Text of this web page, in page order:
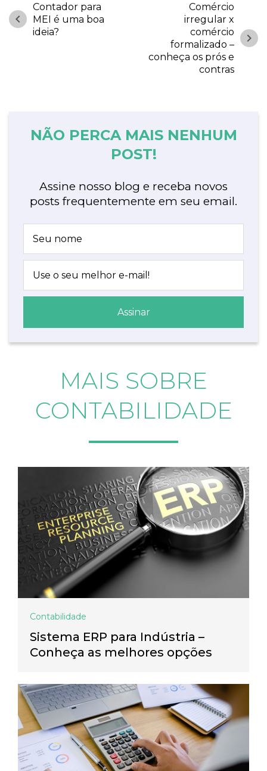
Contador para
MEI é uma boa
ideia?
chevron_left
Comércio
irregular x
comércio
formalizado –
conheça os prós e
contras
chevron_right
NÃO PERCA MAIS NENHUM
POST!
Assine nosso blog e receba novos
posts frequentemente em seu email.
MAIS SOBRE
CONTABILIDADE
Contabilidade
Sistema ERP para Indústria –
Conheça as melhores opções